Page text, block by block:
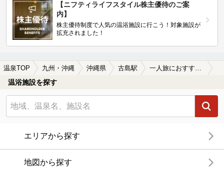
【ニフティライフスタイル株主優待のご案
内】
株主優待制度で人気の温浴施設に行こう！対象施設が
拡充されました！
温泉TOP 九州・沖縄 沖縄県 古島駅 一人旅におすすめの古島駅近くの温泉、日帰り温泉、スーパー銭湯おすすめ
温浴施設を探す
エリアから探す
地図から探す